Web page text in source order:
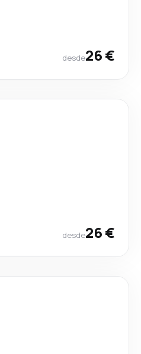
desde26 €
desde26 €